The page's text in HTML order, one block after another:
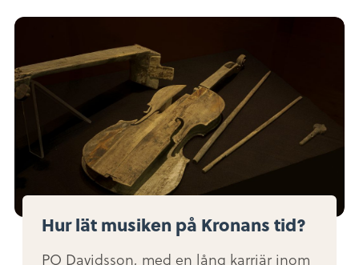
Hur lät musiken på Kronans tid?
PO Davidsson, med en lång karriär inom